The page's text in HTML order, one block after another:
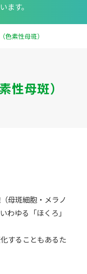
専門医ファイル
ます。
色素性母斑）
性母斑）
母斑細胞・メラノ
わゆる「ほくろ」
することもあるた